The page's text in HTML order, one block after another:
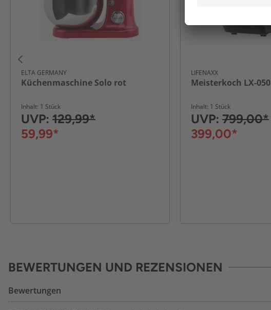
ELTA GERMANY
Küchenmaschine Solo rot
Inhalt: 1 Stück
UVP: 129,99*
59,99*
LIFENAXX
Meisterkoch LX-050
Inhalt: 1 Stück
UVP: 799,00*
399,00*
BEWERTUNGEN UND REZENSIONEN
Bewertungen